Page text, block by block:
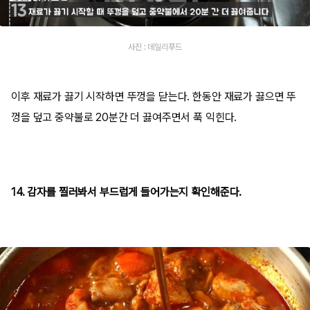
사진 : 데일리푸드
이후 재료가 끓기 시작하면 뚜껑을 닫는다. 한동안 재료가 끓으면 뚜
껑을 덮고 중약불로 20분간 더 끓여주면서 푹 익힌다.
14. 감자를 찔러봐서 부드럽게 들어가는지 확인해준다.